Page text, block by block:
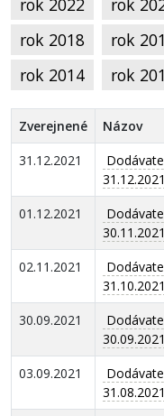
rok 2022
rok
rok 2018
rok
rok 2014
rok
Zverejnené
Názov
31.12.2021
31.12.2021
01.12.2021
30.11.2021
02.11.2021
31.10.2021
30.09.2021
30.09.2021
03.09.2021
31.08.2021